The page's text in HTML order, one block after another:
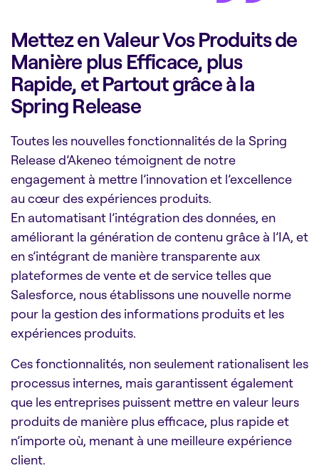
Mettez en Valeur Vos Produits de
Manière plus Efficace, plus
Rapide, et Partout grâce à la
Spring Release
Toutes les nouvelles fonctionnalités de la Spring
Release d’Akeneo témoignent de notre
engagement à mettre l’innovation et l’excellence
au cœur des expériences produits.
En automatisant l’intégration des données, en
améliorant la génération de contenu grâce à l’IA, et
en s’intégrant de manière transparente aux
plateformes de vente et de service telles que
Salesforce, nous établissons une nouvelle norme
pour la gestion des informations produits et les
expériences produits.
Ces fonctionnalités, non seulement rationalisent les
processus internes, mais garantissent également
que les entreprises puissent mettre en valeur leurs
produits de manière plus efficace, plus rapide et
n’importe où, menant à une meilleure expérience
client.